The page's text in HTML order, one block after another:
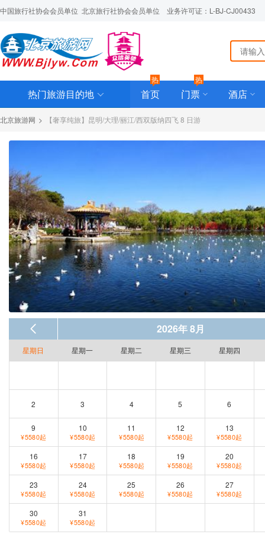
中国旅行社协会会员单位  北京旅行社协会会员单位    业务许可证：L-BJ-CJ00433
热门旅游目的地 首页
热
门票
热
酒店
北京旅游网 > 【奢享纯旅】昆明/大理/丽江/西双版纳四飞 8 日游
2026年 8月
星期日 星期一 星期二 星期三 星期四
2 3 4 5 6
9
¥5580起
10
¥5580起
11
¥5580起
12
¥5580起
13
¥5580起
16
¥5580起
17
¥5580起
18
¥5580起
19
¥5580起
20
¥5580起
23
¥5580起
24
¥5580起
25
¥5580起
26
¥5580起
27
¥5580起
30
¥5580起
31
¥5580起